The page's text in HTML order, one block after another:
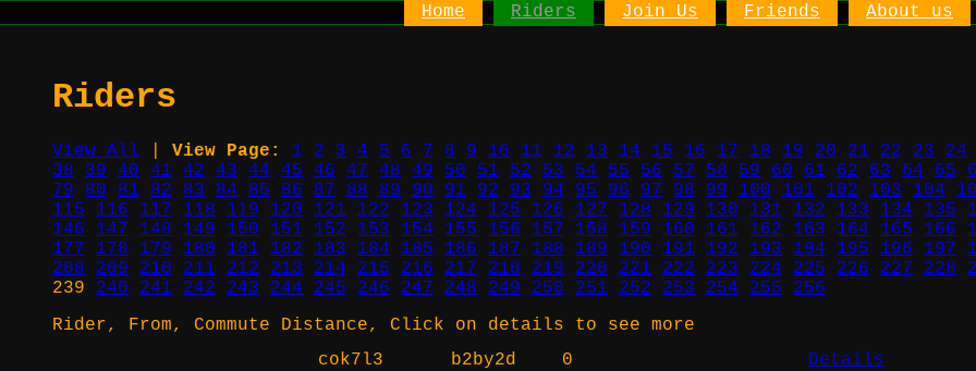
Home Riders Join Us Friends About us
Riders
View All View Page: 1 2 3 4 5 6 7 8 9 10 11 12 13 14 15 16 17 18 19 20 21 22 23
24
38
39 40 41 42 43 44 45 46 47 48 49 50 51 52 53 54 55 56 57 58 59 60 61 62 63 64 65
79
80 81 82 83 84 85 86 87 88 89 90 91 92 93 94 95 96 97 98 99 100 101 102 103 104
115
116 117 118 119 120 121 122 123 124 125 126 127 128 129 130 131 132 133 134 135
146
147 148 149 150 151 152 153 154 155 156 157 158 159 160 161 162 163 164 165 166
177
178 179 180 181 182 183 184 185 186 187 188 189 190 191 192 193 194 195 196 197
208
209 210 211 212 213 214 215 216 217 218 219 220 221 222 223 224 225 226 227 228
239 240 241 242 243 244 245 246 247 248 249 250 251 252 253 254 255
256
Rider, From, Commute Distance, Click on details to see more
cok7l3
b2by2d 0 Details